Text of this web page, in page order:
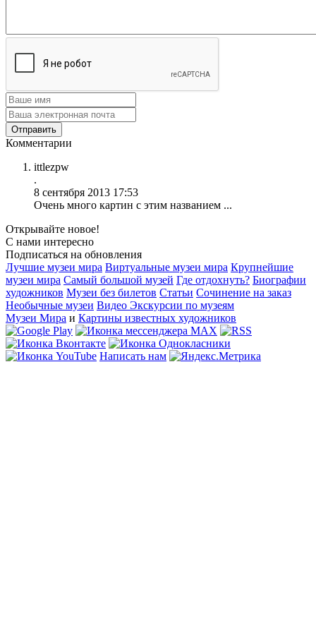
Комментарии
ittlezpw
.
8 сентября 2013 17:53
Очень много картин с этим названием ...
Открывайте новое!
С нами интересно
Подписаться на обновления
Лучшие музеи мира Виртуальные музеи мира Крупнейшие
музеи мира Самый большой музей Где отдохнуть? Биографии
художников Музеи без билетов Статьи Сочинение на заказ
Необычные музеи Видео Экскурсии по музеям
Музеи Мира и Картины известных художников
Написать нам